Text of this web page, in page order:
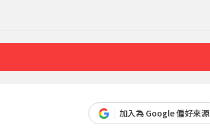
45分鐘前
加入為 Google 偏好來源